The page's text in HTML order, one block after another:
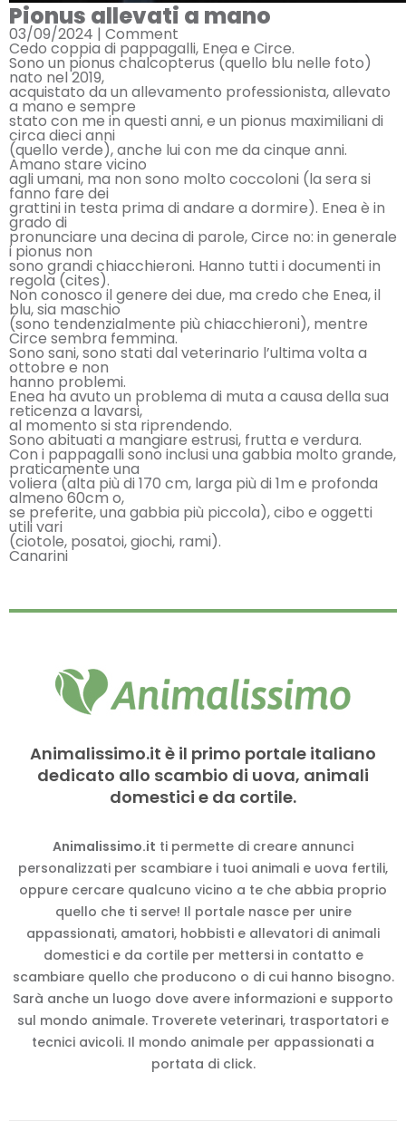
Pionus allevati a mano
03/09/2024 | Comment
Cedo coppia di pappagalli, Enea e Circe.
Sono un pionus chalcopterus (quello blu nelle foto)
nato nel 2019,
acquistato da un allevamento professionista, allevato
a mano e sempre
stato con me in questi anni, e un pionus maximiliani di
circa dieci anni
(quello verde), anche lui con me da cinque anni.
Amano stare vicino
agli umani, ma non sono molto coccoloni (la sera si
fanno fare dei
grattini in testa prima di andare a dormire). Enea è in
grado di
pronunciare una decina di parole, Circe no: in generale
i pionus non
sono grandi chiacchieroni. Hanno tutti i documenti in
regola (cites).
Non conosco il genere dei due, ma credo che Enea, il
blu, sia maschio
(sono tendenzialmente più chiacchieroni), mentre
Circe sembra femmina.
Sono sani, sono stati dal veterinario l’ultima volta a
ottobre e non
hanno problemi.
Enea ha avuto un problema di muta a causa della sua
reticenza a lavarsi,
al momento si sta riprendendo.
Sono abituati a mangiare estrusi, frutta e verdura.
Con i pappagalli sono inclusi una gabbia molto grande,
praticamente una
voliera (alta più di 170 cm, larga più di 1m e profonda
almeno 60cm o,
se preferite, una gabbia più piccola), cibo e oggetti
utili vari
(ciotole, posatoi, giochi, rami).
Canarini
Animalissimo.it è il primo portale italiano
dedicato allo scambio di uova, animali
domestici e da cortile.
Animalissimo.it ti permette di creare annunci
personalizzati per scambiare i tuoi animali e uova fertili,
oppure cercare qualcuno vicino a te che abbia proprio
quello che ti serve! Il portale nasce per unire
appassionati, amatori, hobbisti e allevatori di animali
domestici e da cortile per mettersi in contatto e
scambiare quello che producono o di cui hanno bisogno.
Sarà anche un luogo dove avere informazioni e supporto
sul mondo animale. Troverete veterinari, trasportatori e
tecnici avicoli. Il mondo animale per appassionati a
portata di click.